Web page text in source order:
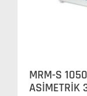
MRM-S
ASİMETRİK